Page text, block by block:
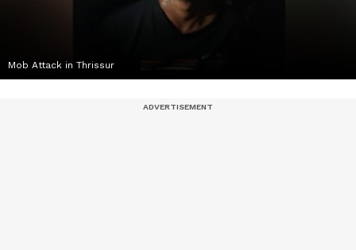
Mob Attack in Thrissur